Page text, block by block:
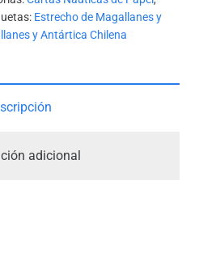
Estrecho de Magallanes y
y Antártica Chilena
adicional